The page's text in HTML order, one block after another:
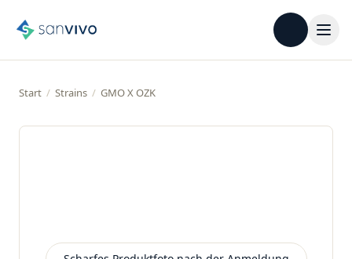
Start / Strains / GMO X OZK